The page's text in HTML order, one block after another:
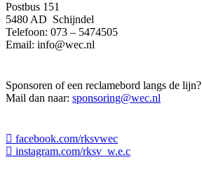
Postbus 151
5480 AD Schijndel
Telefoon: 073 – 5474505
Email:info@wec.nl
Sponsoren of een reclamebord langs de lijn?
Mail dan naar:sponsoring@wec.nl
facebook.com/rksvwec
instagram.com/rksv_w.e.c